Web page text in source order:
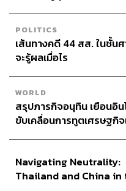
POLITICS
เส้นทางคดี 44 สส. ในชั้น
จะรู้ผลเมื่อไร
WORLD
สรุปภารกิจอนุทิน เยือนอิน
ขับเคลื่อนการทูตเศรษฐกิจ
Navigating Neutrality:
Thailand and China in